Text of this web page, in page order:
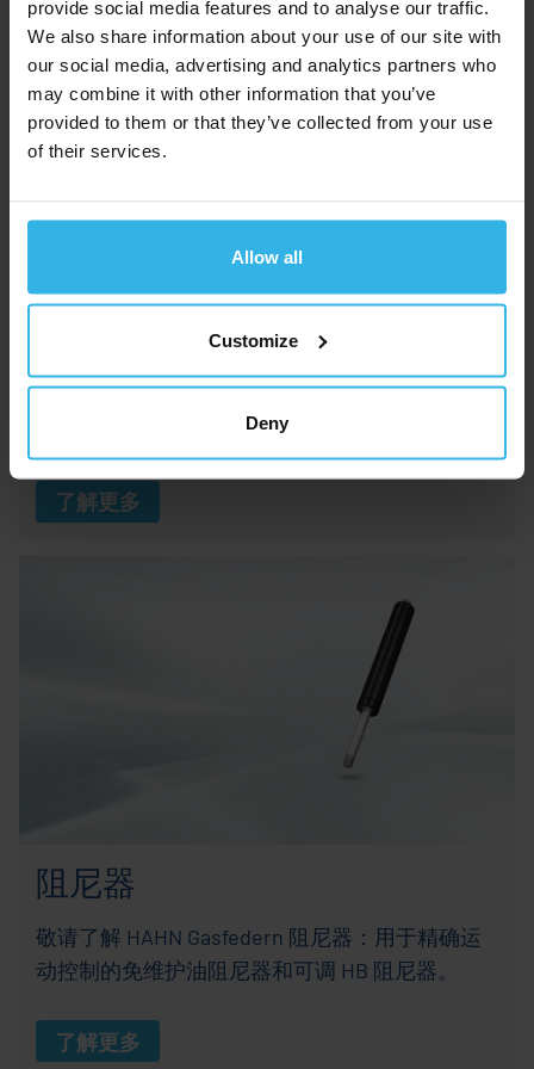
provide social media features and to analyse our traffic.
We also share information about your use of our site with
our social media, advertising and analytics partners who
may combine it with other information that you’ve
provided to them or that they’ve collected from your use
of their services.
Allow all
Customize
Deny
敬请了解 HAHN Gasfedern 的创新拉伸气弹簧。
非常适合节省空间的应用和实现精确控制。
了解更多
阻尼器
敬请了解 HAHN Gasfedern 阻尼器：用于精确运
动控制的免维护油阻尼器和可调 HB 阻尼器。
了解更多